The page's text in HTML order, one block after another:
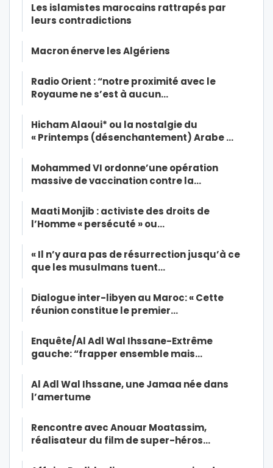
Les islamistes marocains rattrapés par
leurs contradictions
Macron énerve les Algériens
Radio Orient : “notre proximité avec le
Royaume ne s’est à aucun…
Hicham Alaoui* ou la nostalgie du
« Printemps (désenchantement) Arabe …
Mohammed VI ordonne’une opération
massive de vaccination contre la…
Maati Monjib : activiste des droits de
l’Homme « persécuté » ou…
« Il n’y aura pas de résurrection jusqu’à ce
que les musulmans tuent…
Dialogue inter-libyen au Maroc: « Cette
réunion constitue le premier…
Enquête/Al Adl Wal Ihssane-Extrême
gauche: “frapper ensemble mais…
Al Adl Wal Ihssane, une Jamaa née dans
l’amertume
Rencontre avec Anouar Moatassim,
réalisateur du film de super-héros…